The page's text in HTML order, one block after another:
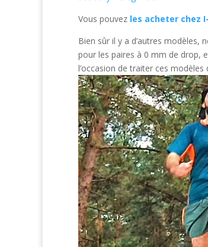
Vous pouvez les acheter chez
Bien sûr il y a d’autres modèles,
pour les paires à 0 mm de drop,
l’occasion de traiter ces modèles